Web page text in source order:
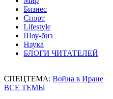
Бизнес
Спорт
Lifestyle
Шоу-биз
Наука
БЛОГИ ЧИТАТЕЛЕЙ
СПЕЦТЕМА: Война в Иране
ВСЕ ТЕМЫ